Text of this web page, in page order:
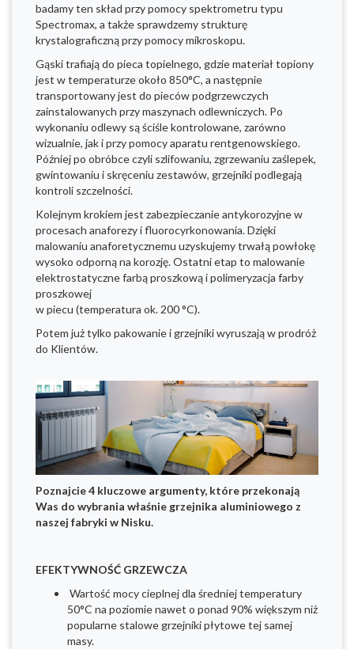
badamy ten skład przy pomocy spektrometru typu
Spectromax, a także sprawdzemy strukturę
krystalograficzną przy pomocy mikroskopu.
Gąski trafiają do pieca topielnego, gdzie materiał topiony
jest w temperaturze około 850°C, a następnie
transportowany jest do pieców podgrzewczych
zainstalowanych przy maszynach odlewniczych. Po
wykonaniu odlewy są ściśle kontrolowane, zarówno
wizualnie, jak i przy pomocy aparatu rentgenowskiego.
Później po obróbce czyli szlifowaniu, zgrzewaniu zaślepek,
gwintowaniu i skręceniu zestawów, grzejniki podlegają
kontroli szczelności.
Kolejnym krokiem jest zabezpieczanie antykorozyjne w
procesach anaforezy i fluorocyrkonowania. Dzięki
malowaniu anaforetycznemu uzyskujemy trwałą powłokę
wysoko odporną na korozję. Ostatni etap to malowanie
elektrostatyczne farbą proszkową i polimeryzacja farby
proszkowej
w piecu (temperatura ok. 200 °C).
Potem już tylko pakowanie i grzejniki wyruszają w prodróż
do Klientów.
Poznajcie 4 kluczowe argumenty, które przekonają
Was do wybrania właśnie grzejnika aluminiowego z
naszej fabryki w Nisku.
EFEKTYWNOŚĆ GRZEWCZA
Wartość mocy cieplnej dla średniej temperatury
50°C na poziomie nawet o ponad 90% większym niż
popularne stalowe grzejniki płytowe tej samej
masy.